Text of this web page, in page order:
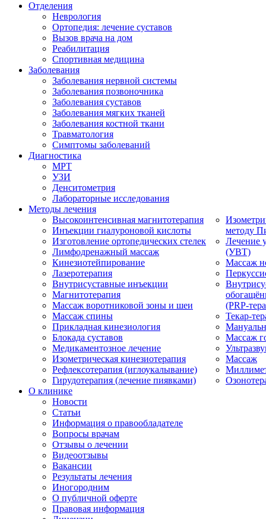
Отделения
Неврология
Ортопедия: лечение суставов
Вызов врача на дом
Реабилитация
Спортивная медицина
Заболевания
Заболевания нервной системы
Заболевания позвоночника
Заболевания суставов
Заболевания мягких тканей
Заболевания костной ткани
Травматология
Симптомы заболеваний
Диагностика
МРТ
УЗИ
Денситометрия
Лабораторные исследования
Методы лечения
Высокоинтенсивная магнитотерапия
Инъекции гиалуроновой кислоты
Изготовление ортопедических стелек
Лимфодренажный массаж
Кинезиотейпирование
Лазеротерапия
Внутрисуставные инъекции
Магнитотерапия
Массаж воротниковой зоны и шеи
Массаж спины
Прикладная кинезиология
Блокада суставов
Медикаментозное лечение
Изометрическая кинезиотерапия
Рефлексотерапия (иглоукалывание)
Гирудотерапия (лечение пиявками)
методу
Лечение
(УВТ)
Массаж
(PRP-
Текар-
Массаж
Массаж
О клинике
Новости
Статьи
Информация о правообладателе
Вопросы врачам
Отзывы о лечении
Видеоотзывы
Вакансии
Результаты лечения
Иногородним
О публичной оферте
Правовая информация